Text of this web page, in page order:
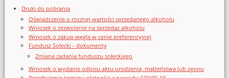
Druki do pobrania
Oświadczenie o rocznej wartości sprzedanego alkoholu
Wniosek o zezwolenie na sprzedaz alkoholu
Wniosek o zakup węgla w cenie preferencyjnej
Fundusz Sołecki - dokumenty
Zmiana zadania funduszu sołeckiego
Wniosek o wydanie odpisu aktu urodzenia, małżeństwa lub zgonu